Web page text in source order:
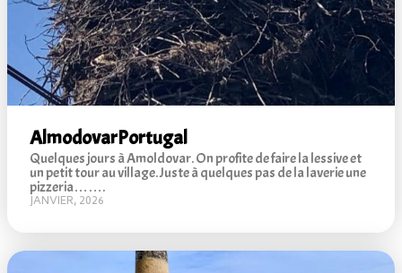
AlmodovarPortugal
Quelques jours à Amoldovar. On profite de faire la lessive et
un petit tour au village. Juste à quelques pas de la laverie une
pizzeria…….
JANVIER, 2026